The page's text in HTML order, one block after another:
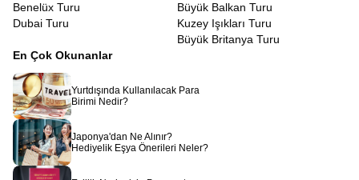
Benelüx Turu
Dubai Turu
Büyük Balkan Turu
Kuzey Işıkları Turu
Büyük Britanya Turu
En Çok Okunanlar
Yurtdışında Kullanılacak Para
Birimi Nedir?
Japonya'dan Ne Alınır?
Hediyelik Eşya Önerileri Neler?